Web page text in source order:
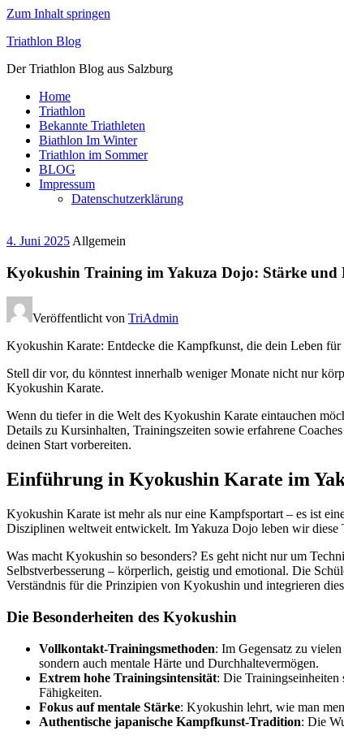
Zum Inhalt springen
Triathlon Blog
Der Triathlon Blog aus Salzburg
Home
Triathlon
Bekannte Triathleten
Biathlon Im Winter
Triathlon im Sommer
BLOG
Impressum
Datenschutzerklärung
4. Juni 2025 Allgemein
Kyokushin Training im Yakuza Dojo: Stärke und
Veröffentlicht von TriAdmin
Kyokushin Karate: Entdecke die Kampfkunst, die dein Leben
Stell dir vor, du könntest innerhalb weniger Monate nicht nur
Kyokushin Karate.
Wenn du tiefer in die Welt des Kyokushin Karate eintauchen
Details zu Kursinhalten, Trainingszeiten sowie erfahrene
deinen Start vorbereiten.
Einführung in Kyokushin Karate im
Kyokushin Karate ist mehr als nur eine Kampfsportart – es ist
Disziplinen weltweit entwickelt. Im Yakuza Dojo leben wir diese
Was macht Kyokushin so besonders? Es geht nicht nur um
Selbstverbesserung – körperlich, geistig und emotional. Die
Verständnis für die Prinzipien von Kyokushin und integrieren
Die Besonderheiten des Kyokushin
Vollkontakt-Trainingsmethoden: Im Gegensatz zu
sondern auch mentale Härte und Durchhaltevermögen.
Extrem hohe Trainingsintensität: Die Trainingseinheiten
Fähigkeiten.
Fokus auf mentale Stärke: Kyokushin lehrt, wie man
Authentische japanische Kampfkunst-Tradition: Die